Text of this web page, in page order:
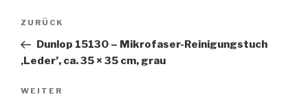
Beitragsnavigation
Vorheriger
Beitrag
ZURÜCK
Dunlop 15130 – Mikrofaser-Reinigungstuch
‚Leder’, ca. 35 × 35 cm, grau
Nächster
WEITER